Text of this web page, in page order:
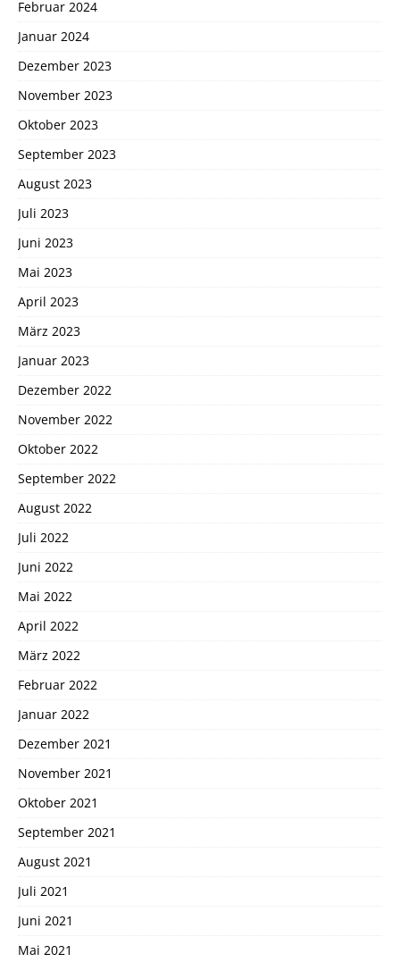
Februar 2024
Januar 2024
Dezember 2023
November 2023
Oktober 2023
September 2023
August 2023
Juli 2023
Juni 2023
Mai 2023
April 2023
März 2023
Januar 2023
Dezember 2022
November 2022
Oktober 2022
September 2022
August 2022
Juli 2022
Juni 2022
Mai 2022
April 2022
März 2022
Februar 2022
Januar 2022
Dezember 2021
November 2021
Oktober 2021
September 2021
August 2021
Juli 2021
Juni 2021
Mai 2021